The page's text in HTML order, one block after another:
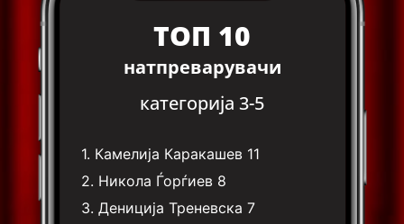
ТОП 10
натпреварувачи
категорија 3-5
1. Камелија Каракашев 11
2. Никола Ѓорѓиев 8
3.Дениција Треневска 7